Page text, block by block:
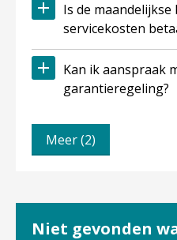
Is de maandelijkse bijdrage die ik via de
servicekosten
Kan ik aanspraak maken op de
garantieregeling?
Meer (2)
Niet gevonden